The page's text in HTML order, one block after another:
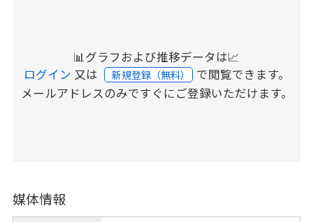
📊グラフおよび推移データは📈
ログイン 又は 新規登録（無料） で閲覧できます。
メールアドレスのみですぐにご登録いただけます。
媒体情報